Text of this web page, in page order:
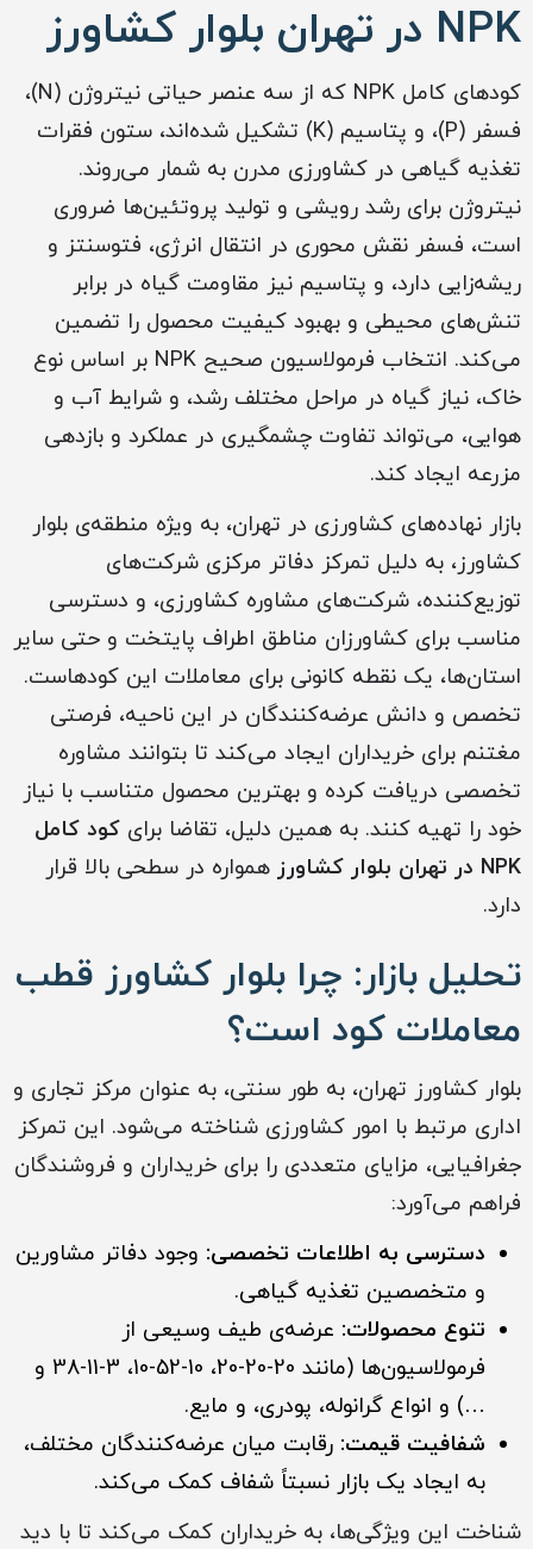
NPK در تهران بلوار کشاورز
کودهای کامل NPK که از سه عنصر حیاتی نیتروژن (N)،
فسفر (P)، و پتاسیم (K) تشکیل شده‌اند، ستون فقرات
تغذیه گیاهی در کشاورزی مدرن به شمار می‌روند.
نیتروژن برای رشد رویشی و تولید پروتئین‌ها ضروری
است، فسفر نقش محوری در انتقال انرژی، فتوسنتز و
ریشه‌زایی دارد، و پتاسیم نیز مقاومت گیاه در برابر
تنش‌های محیطی و بهبود کیفیت محصول را تضمین
می‌کند. انتخاب فرمولاسیون صحیح NPK بر اساس نوع
خاک، نیاز گیاه در مراحل مختلف رشد، و شرایط آب و
هوایی، می‌تواند تفاوت چشمگیری در عملکرد و بازدهی
مزرعه ایجاد کند.
بازار نهاده‌های کشاورزی در تهران، به ویژه منطقه‌ی بلوار
کشاورز، به دلیل تمرکز دفاتر مرکزی شرکت‌های
توزیع‌کننده، شرکت‌های مشاوره کشاورزی، و دسترسی
مناسب برای کشاورزان مناطق اطراف پایتخت و حتی سایر
استان‌ها، یک نقطه کانونی برای معاملات این کودهاست.
تخصص و دانش عرضه‌کنندگان در این ناحیه، فرصتی
مغتنم برای خریداران ایجاد می‌کند تا بتوانند مشاوره
تخصصی دریافت کرده و بهترین محصول متناسب با نیاز
خود را تهیه کنند. به همین دلیل، تقاضا برای کود کامل
NPK در تهران بلوار کشاورز
همواره در سطحی بالا قرار
دارد.
تحلیل بازار: چرا بلوار کشاورز قطب
معاملات کود است؟
بلوار کشاورز تهران، به طور سنتی، به عنوان مرکز تجاری و
اداری مرتبط با امور کشاورزی شناخته می‌شود. این تمرکز
جغرافیایی، مزایای متعددی را برای خریداران و فروشندگان
فراهم می‌آورد:
دسترسی به اطلاعات تخصصی: وجود دفاتر مشاورین
و متخصصین تغذیه گیاهی.
تنوع محصولات: عرضه‌ی طیف وسیعی از
فرمولاسیون‌ها (مانند 20-20-20، 10-52-10، 3-11-38 و
…) و انواع گرانوله، پودری، و مایع.
شفافیت قیمت: رقابت میان عرضه‌کنندگان مختلف،
به ایجاد یک بازار نسبتاً شفاف کمک می‌کند.
شناخت این ویژگی‌ها، به خریداران کمک می‌کند تا با دید